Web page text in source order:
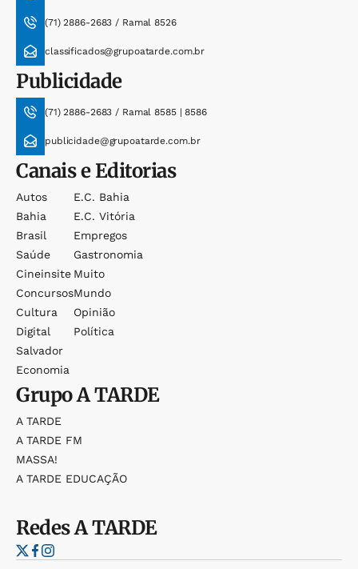
(71) 2886-2683 / Ramal 8526
classificados@grupoatarde.com.br
Publicidade
(71) 2886-2683 / Ramal 8585 | 8586
publicidade@grupoatarde.com.br
Canais e Editorias
Autos
Bahia
Brasil
Saúde
Cineinsite
Concursos
Cultura
Digital
Salvador
Economia
E.c. Bahia
E.c. Vitória
Empregos
Gastronomia
Muito
Mundo
Opinião
Política
GrupoA TARDE
A TARDE
A TARDE FM
MASSA!
A TARDE EDUCAÇÃO
RedesA TARDE